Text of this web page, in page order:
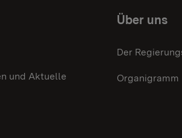
und Aktuelle
Über uns
Der
Organigramm